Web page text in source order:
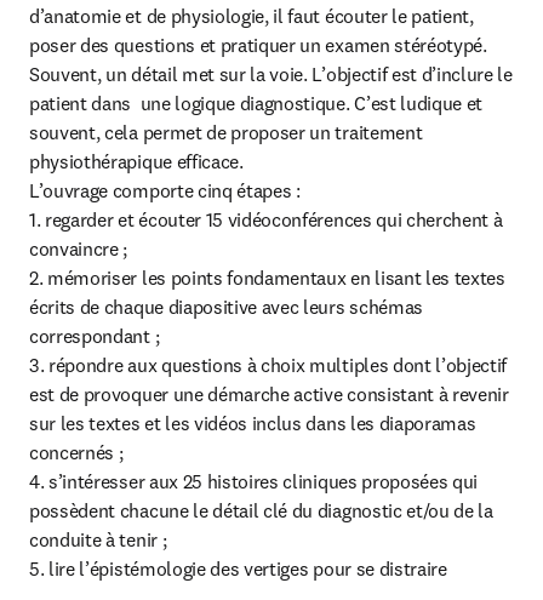
d’anatomie et de physiologie, il faut écouter le patient,
poser des questions et pratiquer un examen stéréotypé.
Souvent, un détail met sur la voie. L’objectif est d’inclure le
patient dans  une logique diagnostique. C’est ludique et
souvent, cela permet de proposer un traitement
physiothérapique efficace.
L’ouvrage comporte cinq étapes :
1. regarder et écouter 15 vidéoconférences qui cherchent à
convaincre ;
2. mémoriser les points fondamentaux en lisant les textes
écrits de chaque diapositive avec leurs schémas
correspondant ;
3. répondre aux questions à choix multiples dont l’objectif
est de provoquer une démarche active consistant à revenir
sur les textes et les vidéos inclus dans les diaporamas
concernés ;
4. s’intéresser aux 25 histoires cliniques proposées qui
possèdent chacune le détail clé du diagnostic et/ou de la
conduite à tenir ;
5. lire l’épistémologie des vertiges pour se distraire